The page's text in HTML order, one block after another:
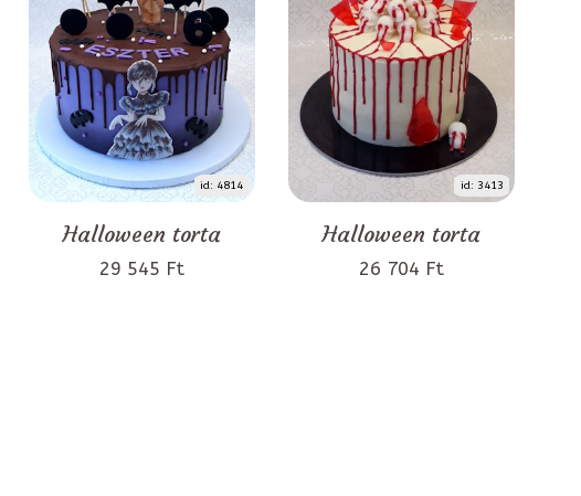
id: 4814
Halloween torta
29 545 Ft
id: 3413
Halloween torta
26 704 Ft